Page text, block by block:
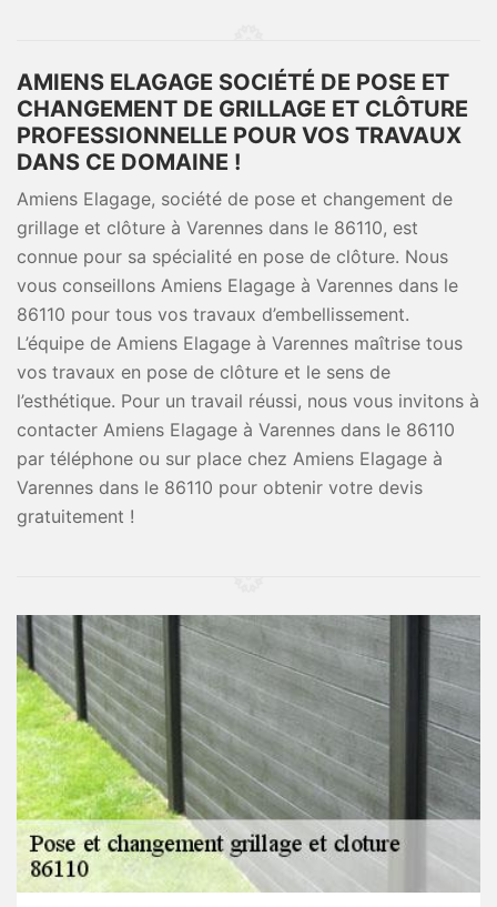
AMIENS ELAGAGE SOCIÉTÉ DE POSE ET
CHANGEMENT DE GRILLAGE ET CLÔTURE
PROFESSIONNELLE POUR VOS TRAVAUX
DANS CE DOMAINE !
Amiens Elagage, société de pose et changement de
grillage et clôture à Varennes dans le 86110, est
connue pour sa spécialité en pose de clôture. Nous
vous conseillons Amiens Elagage à Varennes dans le
86110 pour tous vos travaux d’embellissement.
L’équipe de Amiens Elagage à Varennes maîtrise tous
vos travaux en pose de clôture et le sens de
l’esthétique. Pour un travail réussi, nous vous invitons à
contacter Amiens Elagage à Varennes dans le 86110
par téléphone ou sur place chez Amiens Elagage à
Varennes dans le 86110 pour obtenir votre devis
gratuitement !